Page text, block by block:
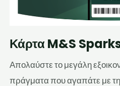
Κάρτα M&S
Απολαύστε τομεγάλη
πράγματα που αγαπάτε με